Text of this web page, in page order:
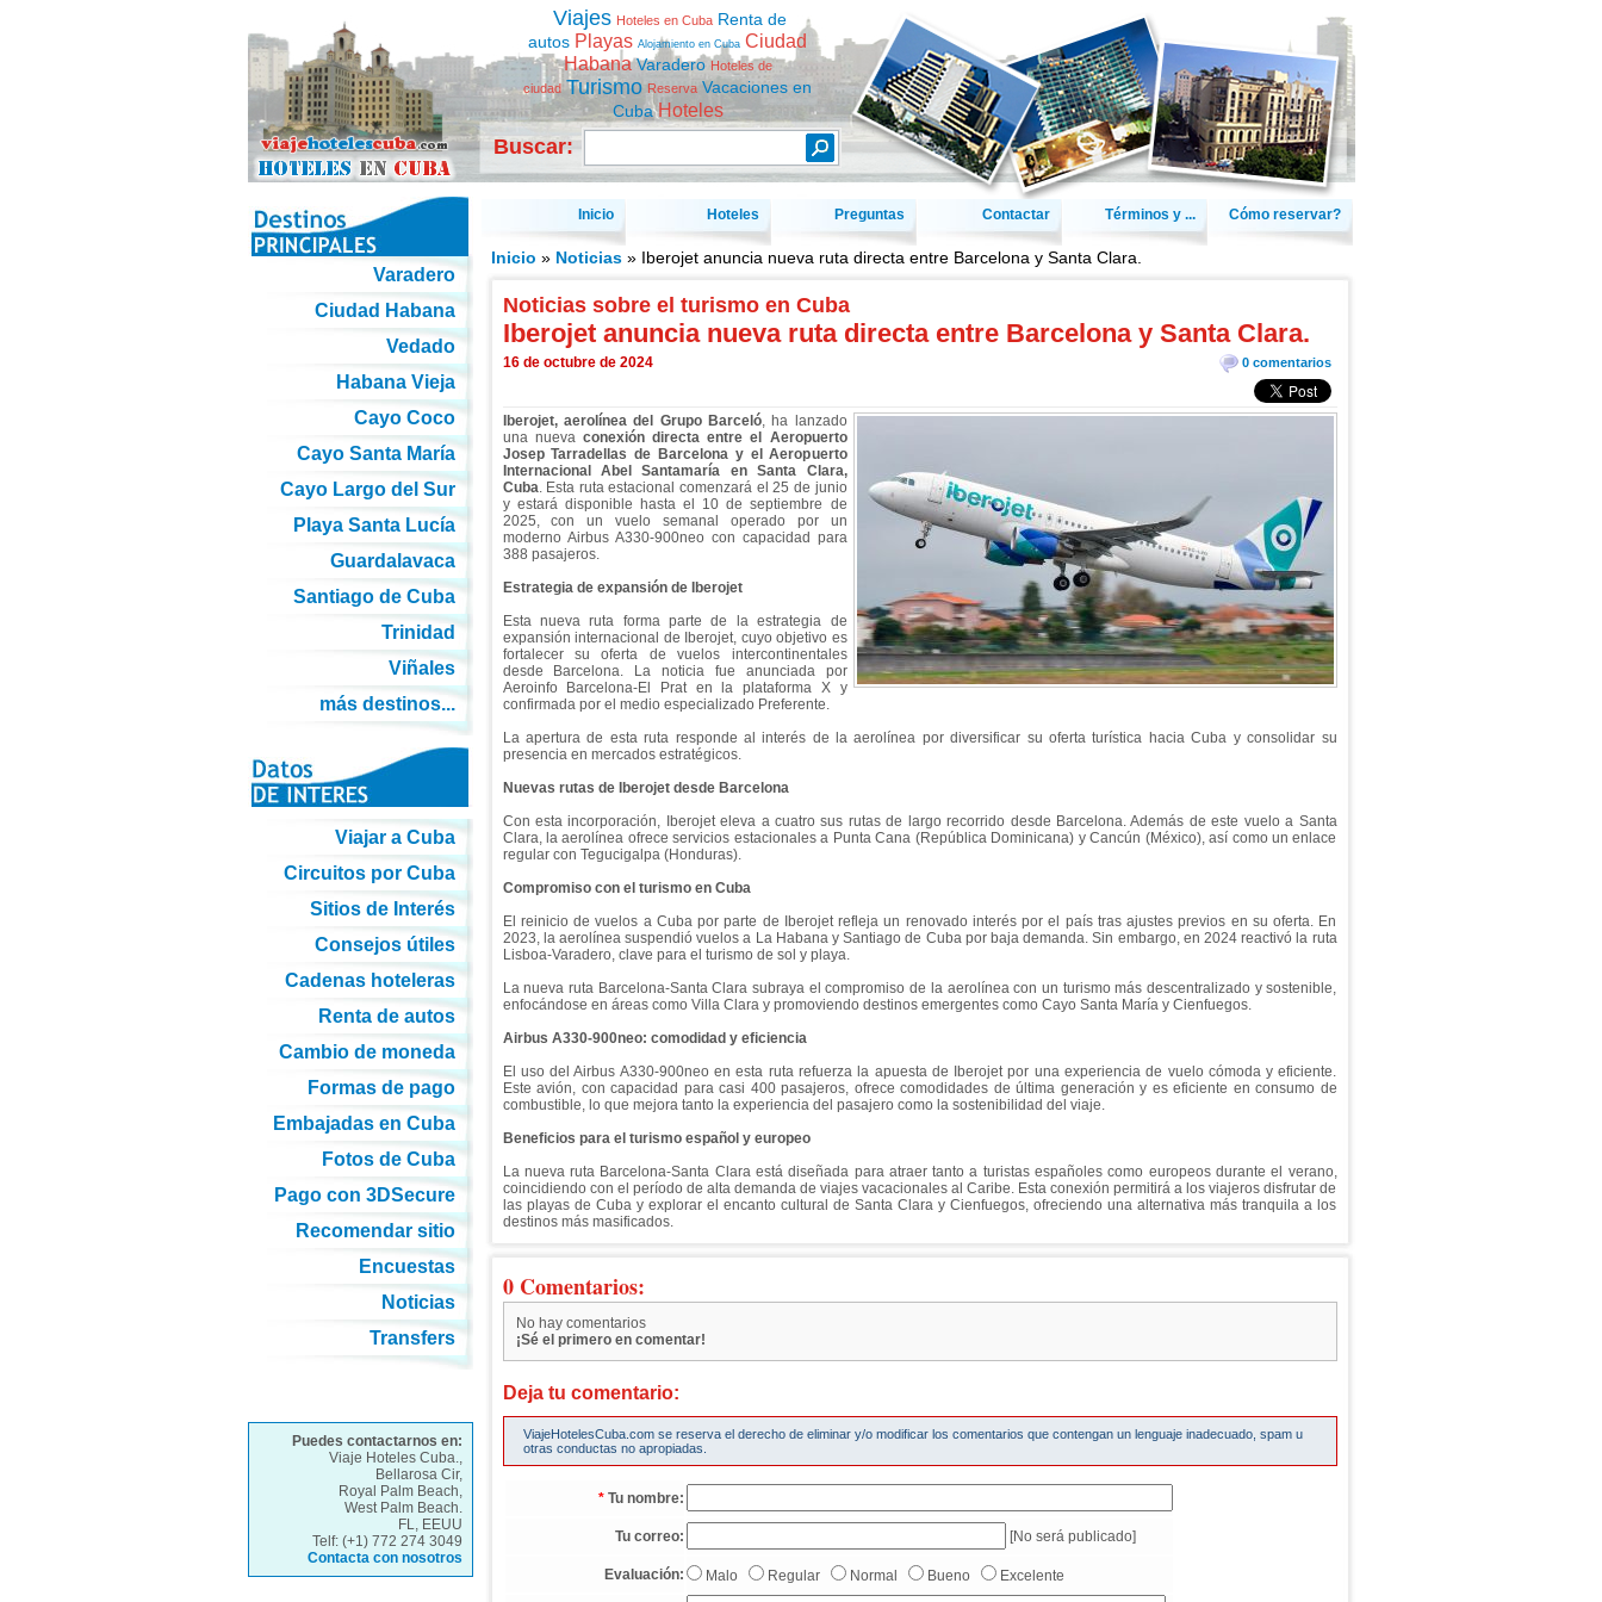
Viajes Hoteles en Cuba Renta de
autos Playas Alojamiento en Cuba Ciudad
Habana Varadero Hoteles de
ciudad Turismo Reserva Vacaciones en
Cuba Hoteles
Buscar:
Inicio Hoteles Preguntas Contactar Términos y ... Cómo reservar?
Inicio » Noticias» Iberojet anuncia nueva ruta directa entre Barcelona y Santa Clara.
Noticias sobre el turismo en Cuba
Iberojet anuncia nueva ruta directa entre Barcelona y Santa Clara.
0 comentarios
16 de octubre de 2024
Iberojet, aerolínea del Grupo Barceló, ha lanzado
una nueva conexión directa entre el Aeropuerto
Josep Tarradellas de Barcelona y el Aeropuerto
Internacional Abel Santamaría en Santa Clara,
Cuba. Esta ruta estacional comenzará el 25 de junio
y estará disponible hasta el 10 de septiembre de
2025, con un vuelo semanal operado por un
moderno Airbus A330-900neo con capacidad para
388 pasajeros.
Estrategia de expansión de Iberojet
Esta nueva ruta forma parte de la estrategia de
expansión internacional de Iberojet, cuyo objetivo es
fortalecer su oferta de vuelos intercontinentales
desde Barcelona. La noticia fue anunciada por
Aeroinfo Barcelona-El Prat en la plataforma X y
confirmada por el medio especializado Preferente.
La apertura de esta ruta responde al interés de la aerolínea por diversificar su oferta turística hacia Cuba y consolidar su
presencia en mercados estratégicos.
Nuevas rutas de Iberojet desde Barcelona
Con esta incorporación, Iberojet eleva a cuatro sus rutas de largo recorrido desde Barcelona. Además de este vuelo a Santa
Clara, la aerolínea ofrece servicios estacionales a Punta Cana (República Dominicana) y Cancún (México), así como un enlace
regular con Tegucigalpa (Honduras).
Compromiso con el turismo en Cuba
El reinicio de vuelos a Cuba por parte de Iberojet refleja un renovado interés por el país tras ajustes previos en su oferta. En
2023, la aerolínea suspendió vuelos a La Habana y Santiago de Cuba por baja demanda. Sin embargo, en 2024 reactivó la ruta
Lisboa-Varadero, clave para el turismo de sol y playa.
La nueva ruta Barcelona-Santa Clara subraya el compromiso de la aerolínea con un turismo más descentralizado y sostenible,
enfocándose en áreas como Villa Clara y promoviendo destinos emergentes como Cayo Santa María y Cienfuegos.
Airbus A330-900neo: comodidad y eficiencia
El uso del Airbus A330-900neo en esta ruta refuerza la apuesta de Iberojet por una experiencia de vuelo cómoda y eficiente.
Este avión, con capacidad para casi 400 pasajeros, ofrece comodidades de última generación y es eficiente en consumo de
combustible, lo que mejora tanto la experiencia del pasajero como la sostenibilidad del viaje.
Beneficios para el turismo español y europeo
La nueva ruta Barcelona-Santa Clara está diseñada para atraer tanto a turistas españoles como europeos durante el verano,
coincidiendo con el período de alta demanda de viajes vacacionales al Caribe. Esta conexión permitirá a los viajeros disfrutar de
las playas de Cuba y explorar el encanto cultural de Santa Clara y Cienfuegos, ofreciendo una alternativa más tranquila a los
destinos más masificados.
0 Comentarios:
No hay comentarios
¡Sé el primero en comentar!
Deja tu comentario:
ViajeHotelesCuba.com se reserva el derecho de eliminar y/o modificar los comentarios que contengan un lenguaje inadecuado, spam u
otras conductas no apropiadas.
* Tu nombre:
Tu correo: [No será publicado]
Evaluación: Malo Regular Normal Bueno Excelente
Varadero
Ciudad Habana
Vedado
Habana Vieja
Cayo Coco
Cayo Santa María
Cayo Largo del Sur
Playa Santa Lucía
Guardalavaca
Santiago de Cuba
Trinidad
Viñales
más destinos...
Viajar a Cuba
Circuitos por Cuba
Sitios de Interés
Consejos útiles
Cadenas hoteleras
Renta de autos
Cambio de moneda
Formas de pago
Embajadas en Cuba
Fotos de Cuba
Pago con 3DSecure
Recomendar sitio
Encuestas
Noticias
Transfers
Puedes contactarnos en:
Viaje Hoteles Cuba.,
Bellarosa Cir,
Royal Palm Beach,
West Palm Beach.
FL, EEUU
Telf: (+1) 772 274 3049
Contacta con nosotros